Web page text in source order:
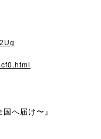
へ届け〜』